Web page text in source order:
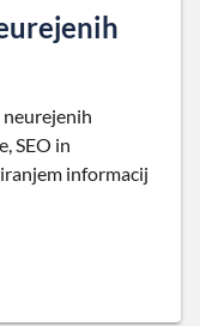
SEO in
informacij